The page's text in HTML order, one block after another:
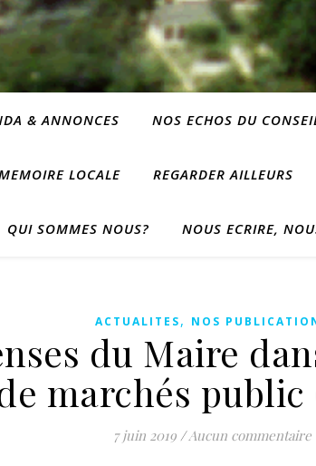
& ANNONCES NOS ECHOS DU
LOCALE REGARDER AILLEURS
QUI SOMMES NOUS? NOUS ECRIRE,
ACTUALITES, NOS
du Maire
marchés public
7 juin 2019 /Aucun commentaire